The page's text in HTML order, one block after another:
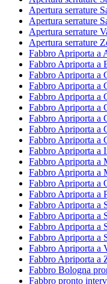
Apertura serrature
Apertura serrature
Apertura serrature
Apertura serrature
Fabbro Apriporta a
Fabbro Apriporta a
Fabbro Apriporta a
Fabbro Apriporta a
Fabbro Apriporta a
Fabbro Apriporta a
Fabbro Apriporta a
Fabbro Apriporta a
Fabbro Apriporta a
Fabbro Apriporta a
Fabbro Apriporta a
Fabbro Apriporta a
Fabbro Apriporta a
Fabbro Apriporta a
Fabbro Apriporta a
Fabbro Apriporta a
Fabbro Apriporta a
Fabbro Apriporta a
Fabbro Apriporta a
Fabbro Apriporta a
Fabbro Bologna
Fabbro pronto